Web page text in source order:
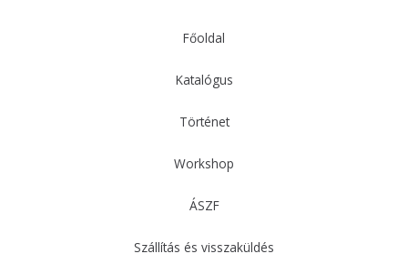
Főoldal
Katalógus
Történet
Workshop
ÁSZF
Szállítás és visszaküldés